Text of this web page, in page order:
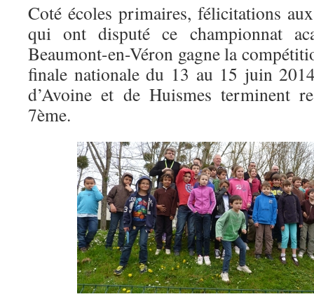
Coté écoles primaires, félicitations
qui ont disputé ce championnat
Beaumont-en-Véron gagne la
finale nationale du 13 au 15 juin
d’Avoine et de Huismes terminent
7ème.